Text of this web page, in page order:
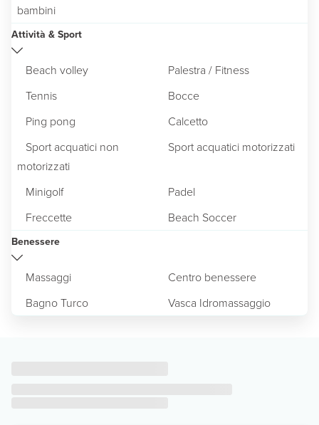
bambini
Attività & Sport
Beach volley
Palestra / Fitness
Tennis
Bocce
Ping pong
Calcetto
Sport acquatici non
motorizzati
Sport acquatici motorizzati
Minigolf
Padel
Freccette
Beach Soccer
Benessere
Massaggi
Centro benessere
Bagno Turco
Vasca Idromassaggio